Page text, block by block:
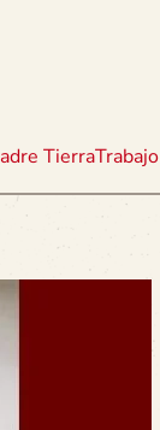
TierraTrabajo